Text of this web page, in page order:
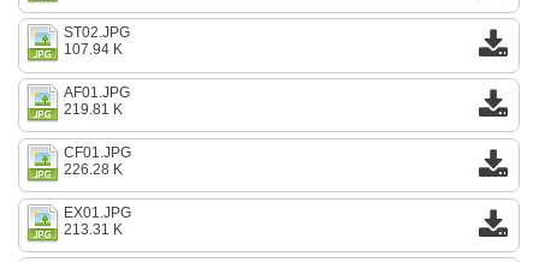
ST02.JPG
107.94 K
AF01.JPG
219.81 K
CF01.JPG
226.28 K
EX01.JPG
213.31 K